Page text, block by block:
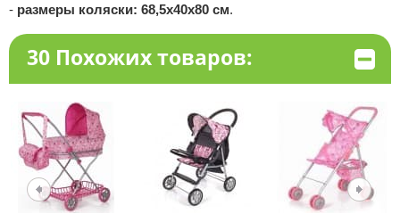
- размеры коляски: 68,5х40х80 см.
30 Похожих товаров: